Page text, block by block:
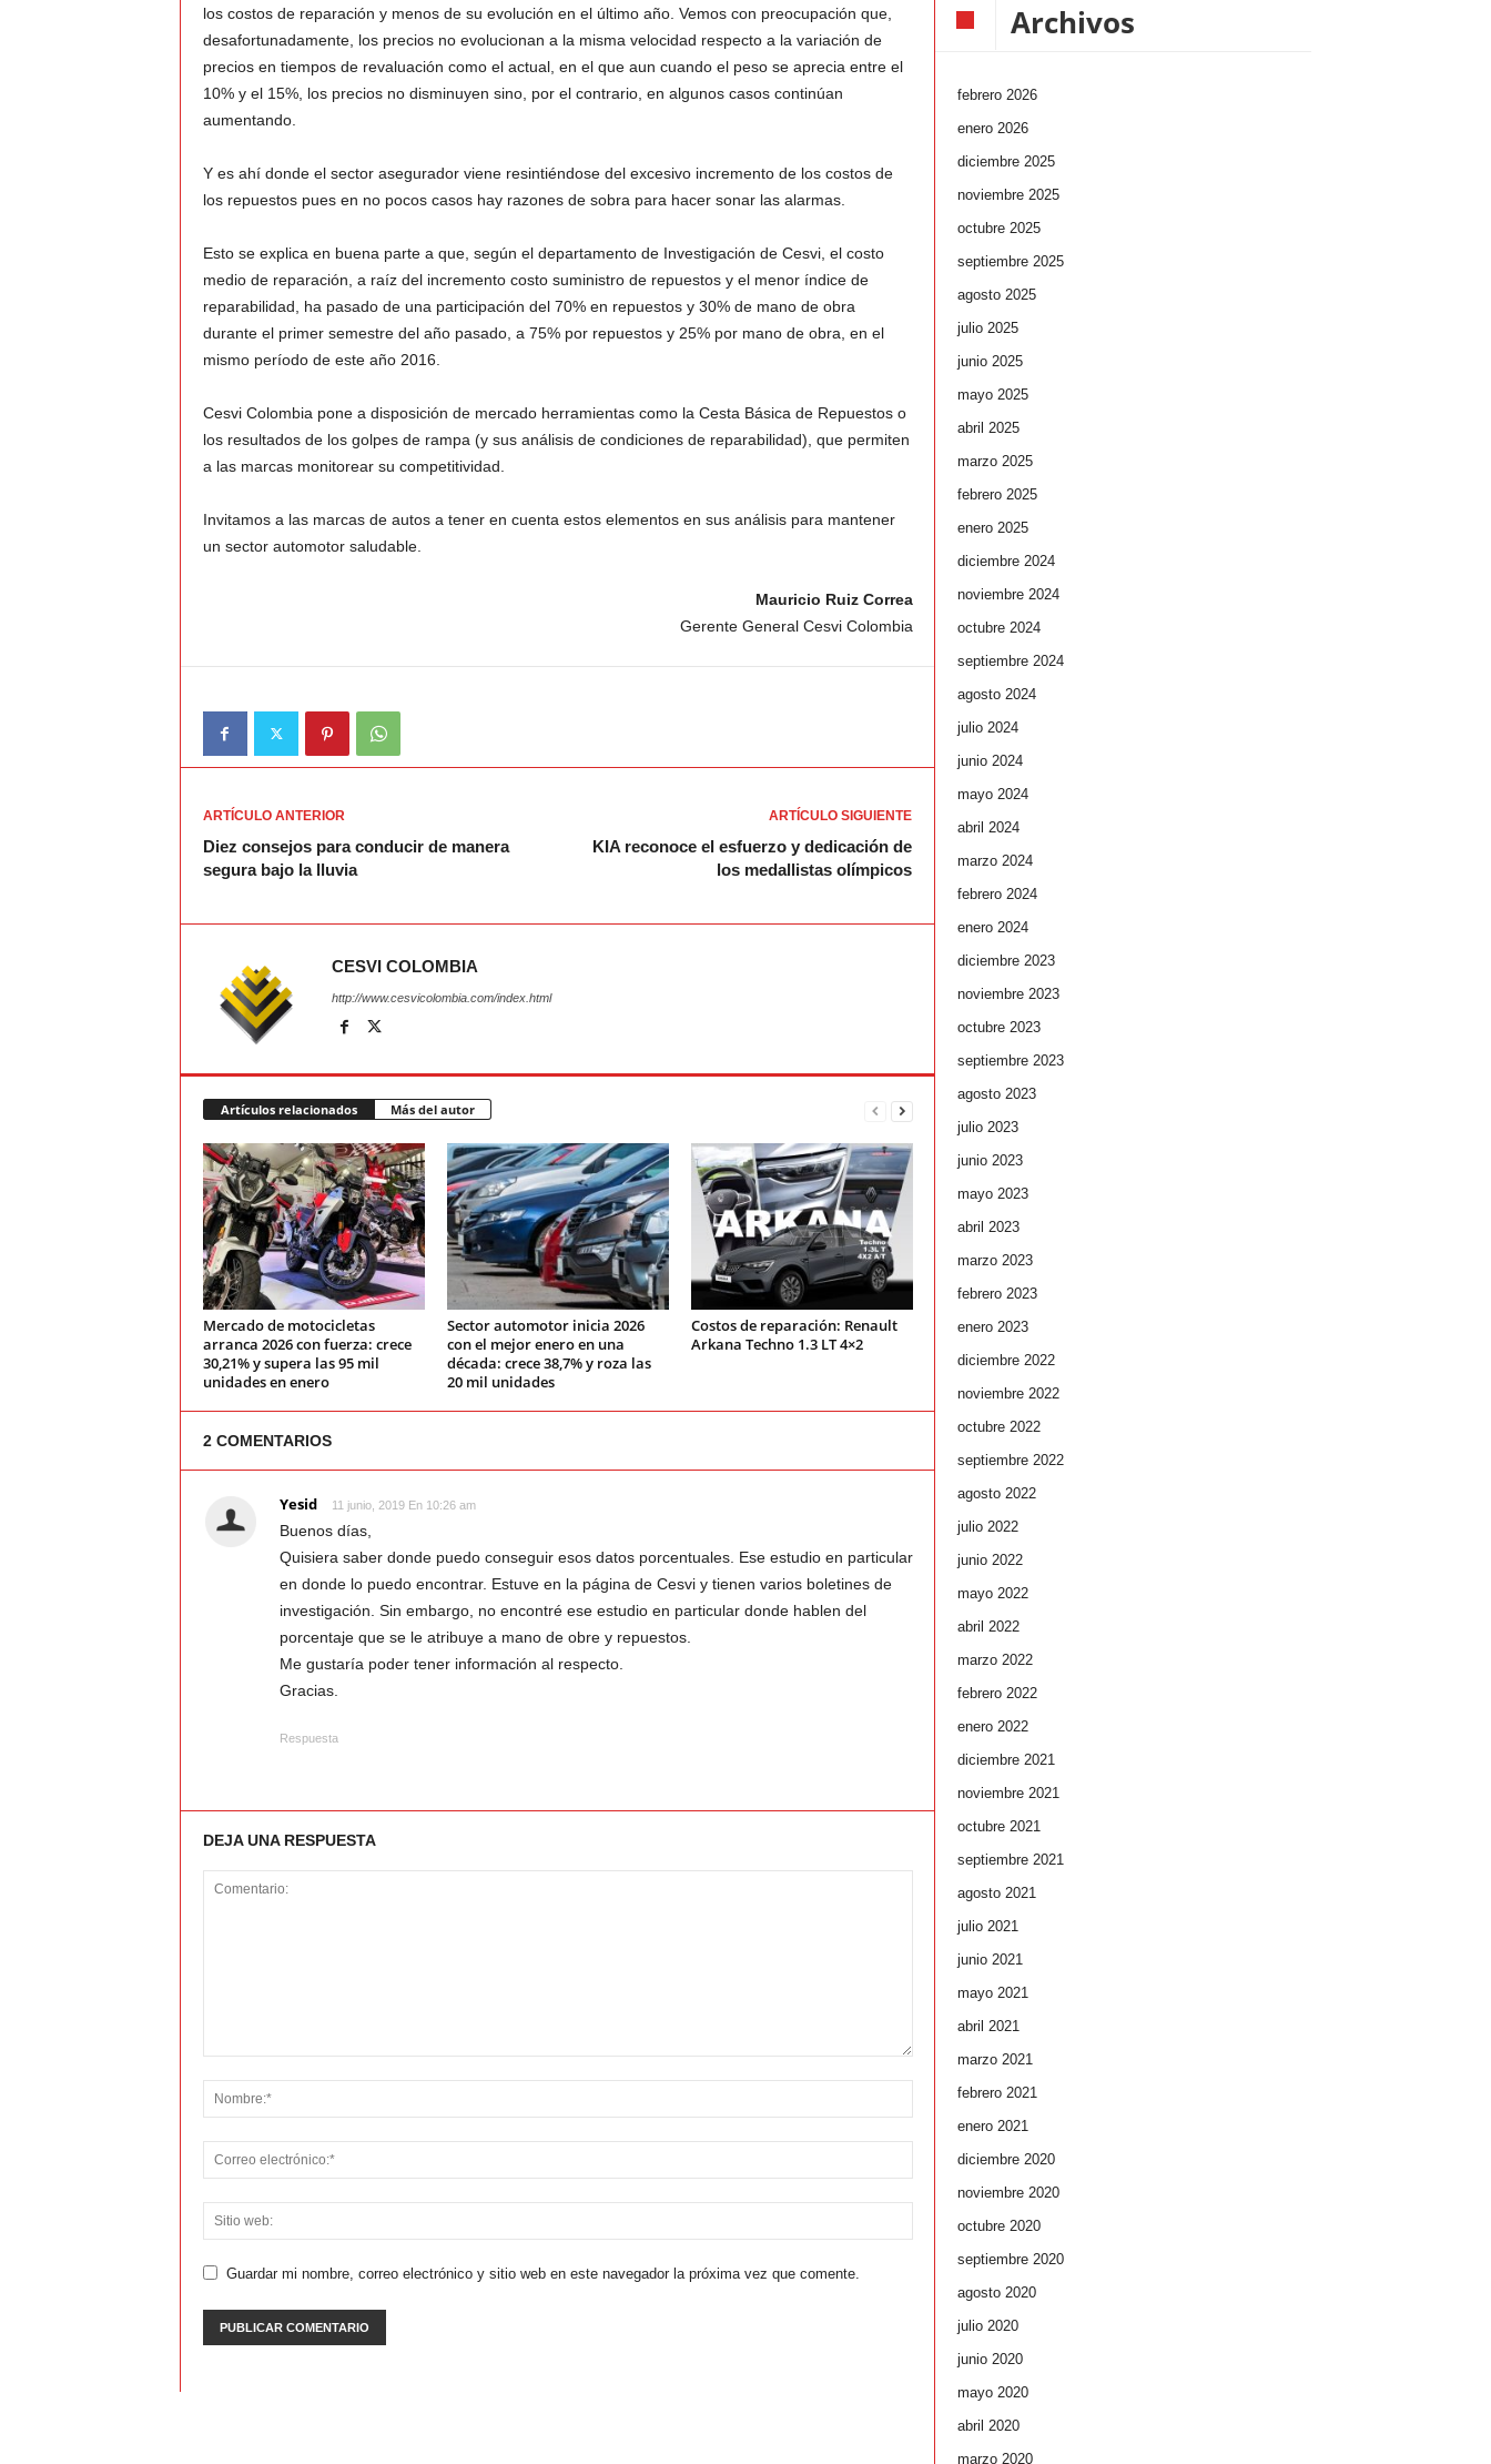
los costos de reparación y menos de su evolución en el último año. Vemos con preocupación que,
desafortunadamente, los precios no evolucionan a la misma velocidad respecto a la variación de
precios en tiempos de revaluación como el actual, en el que aun cuando el peso se aprecia entre el
10% y el 15%, los precios no disminuyen sino, por el contrario, en algunos casos continúan
aumentando.
Y es ahí donde el sector asegurador viene resintiéndose del excesivo incremento de los costos de
los repuestos pues en no pocos casos hay razones de sobra para hacer sonar las alarmas.
Esto se explica en buena parte a que, según el departamento de Investigación de Cesvi, el costo
medio de reparación, a raíz del incremento costo suministro de repuestos y el menor índice de
reparabilidad, ha pasado de una participación del 70% en repuestos y 30% de mano de obra
durante el primer semestre del año pasado, a 75% por repuestos y 25% por mano de obra, en el
mismo período de este año 2016.
Cesvi Colombia pone a disposición de mercado herramientas como la Cesta Básica de Repuestos o
los resultados de los golpes de rampa (y sus análisis de condiciones de reparabilidad), que permiten
a las marcas monitorear su competitividad.
Invitamos a las marcas de autos a tener en cuenta estos elementos en sus análisis para mantener
un sector automotor saludable.
Mauricio Ruiz Correa
Gerente General Cesvi Colombia
ARTÍCULO ANTERIOR
Diez consejos para conducir de manera
segura bajo la lluvia
ARTÍCULO SIGUIENTE
KIA reconoce el esfuerzo y dedicación de
los medallistas olímpicos
CESVI COLOMBIA
http://www.cesvicolombia.com/index.html
Artículos relacionados Más del autor
Mercado de motocicletas
arranca 2026 con fuerza: crece
30,21% y supera las 95 mil
unidades en enero
Sector automotor inicia 2026
con el mejor enero en una
década: crece 38,7% y roza las
20 mil unidades
Costos de reparación: Renault
Arkana Techno 1.3 LT 4×2
2 COMENTARIOS
Yesid 11 junio, 2019 En 10:26 am
Buenos días,
Quisiera saber donde puedo conseguir esos datos porcentuales. Ese estudio en particular
en donde lo puedo encontrar. Estuve en la página de Cesvi y tienen varios boletines de
investigación. Sin embargo, no encontré ese estudio en particular donde hablen del
porcentaje que se le atribuye a mano de obre y repuestos.
Me gustaría poder tener información al respecto.
Gracias.
Respuesta
DEJA UNA RESPUESTA
Guardar mi nombre, correo electrónico y sitio web en este navegador la próxima vez que comente.
Archivos
febrero 2026
enero 2026
diciembre 2025
noviembre 2025
octubre 2025
septiembre 2025
agosto 2025
julio 2025
junio 2025
mayo 2025
abril 2025
marzo 2025
febrero 2025
enero 2025
diciembre 2024
noviembre 2024
octubre 2024
septiembre 2024
agosto 2024
julio 2024
junio 2024
mayo 2024
abril 2024
marzo 2024
febrero 2024
enero 2024
diciembre 2023
noviembre 2023
octubre 2023
septiembre 2023
agosto 2023
julio 2023
junio 2023
mayo 2023
abril 2023
marzo 2023
febrero 2023
enero 2023
diciembre 2022
noviembre 2022
octubre 2022
septiembre 2022
agosto 2022
julio 2022
junio 2022
mayo 2022
abril 2022
marzo 2022
febrero 2022
enero 2022
diciembre 2021
noviembre 2021
octubre 2021
septiembre 2021
agosto 2021
julio 2021
junio 2021
mayo 2021
abril 2021
marzo 2021
febrero 2021
enero 2021
diciembre 2020
noviembre 2020
octubre 2020
septiembre 2020
agosto 2020
julio 2020
junio 2020
mayo 2020
abril 2020
marzo 2020